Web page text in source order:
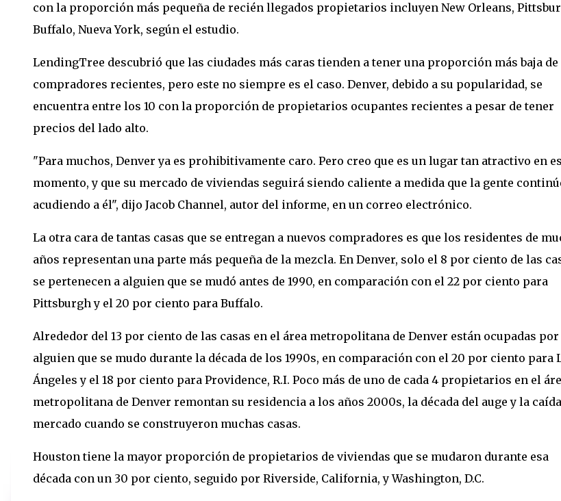
con la proporción más pequeña de recién llegados propietarios incluyen New Orleans,
Buffalo, Nueva York, según el estudio.
LendingTree descubrió que las ciudades más caras tienden a tener una proporción más baja de
compradores recientes, pero este no siempre es el caso. Denver, debido a su popularidad, se
encuentra entre los 10 con la proporción de propietarios ocupantes recientes a pesar de tener
precios del lado alto.
"Para muchos, Denver ya es prohibitivamente caro. Pero creo que es un lugar tan atractivo en
momento, y que su mercado de viviendas seguirá siendo caliente a medida que la gente
acudiendo a él", dijo Jacob Channel, autor del informe, en un correo electrónico.
La otra cara de tantas casas que se entregan a nuevos compradores es que los residentes de
años representan una parte más pequeña de la mezcla. En Denver, solo el 8 por ciento de las
se pertenecen a alguien que se mudó antes de 1990, en comparación con el 22 por ciento para
Pittsburgh y el 20 por ciento para Buffalo.
Alrededor del 13 por ciento de las casas en el área metropolitana de Denver están ocupadas por
alguien que se mudo durante la década de los 1990s, en comparación con el 20 por ciento para
Ángeles y el 18 por ciento para Providence, R.I. Poco más de uno de cada 4 propietarios en el
metropolitana de Denver remontan su residencia a los años 2000s, la década del auge y la
mercado cuando se construyeron muchas casas.
Houston tiene la mayor proporción de propietarios de viviendas que se mudaron durante esa
década con un 30 por ciento, seguido por Riverside, California, y Washington, D.C.